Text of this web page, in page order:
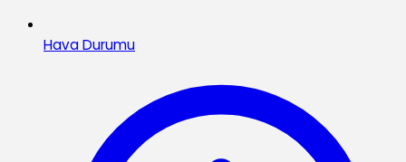
Hava Durumu